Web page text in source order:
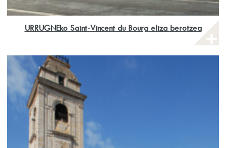
URRUGNEko Saint-Vincent du Bourg eliza berotzea